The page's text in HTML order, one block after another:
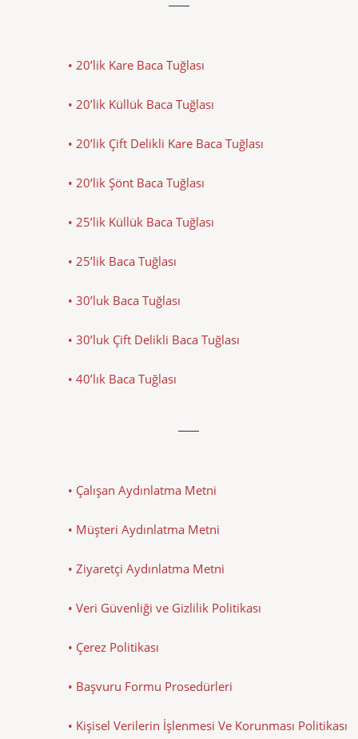
• 20’lik Kare Baca Tuğlası
• 20’lik Küllük Baca Tuğlası
• 20’lik Çift Delikli Kare Baca Tuğlası
• 20’lik Şönt Baca Tuğlası
• 25’lik Küllük Baca Tuğlası
• 25’lik Baca Tuğlası
• 30’luk Baca Tuğlası
• 30’luk Çift Delikli Baca Tuğlası
• 40’lık Baca Tuğlası
• Çalışan Aydınlatma Metni
• Müşteri Aydınlatma Metni
• Ziyaretçi Aydınlatma Metni
• Veri Güvenliği ve Gizlilik Politikası
• Çerez Politikası
• Başvuru Formu Prosedürleri
• Kişisel Verilerin İşlenmesi Ve Korunması Politikası